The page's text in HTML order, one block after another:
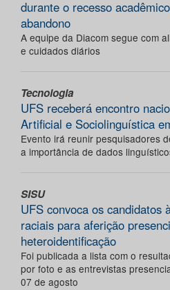
durante o recesso
abandono
A equipe da Diacom segue com
e cuidados diários
Tecnologia
UFS receberá encontro
Artificial e Sociolinguística
Evento irá reunir pesquisadores
a importância de dados
SISU
UFS convoca os candidatos
raciais para aferição
heteroidentificação
Foi publicada a lista com o
por foto e as entrevistas
07 de agosto